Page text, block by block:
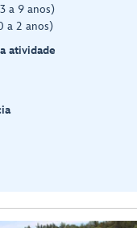
a 9 anos)
a 2 anos)
atividade